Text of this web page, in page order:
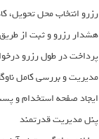
رزرو انتخاب محل تحویل،
هشدار رزرو و ثبت از
پرداخت در طول رزرو
مدیریت و بررسی کامل
ایجاد صفحه استخدام و
پنل مدیریت قدرتمند